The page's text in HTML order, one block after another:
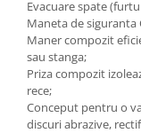
Evacuare spate
Maneta de siguranta
Maner compozit
sau stanga;
Priza compozit
rece;
Conceput pentru o
discuri abrazive,